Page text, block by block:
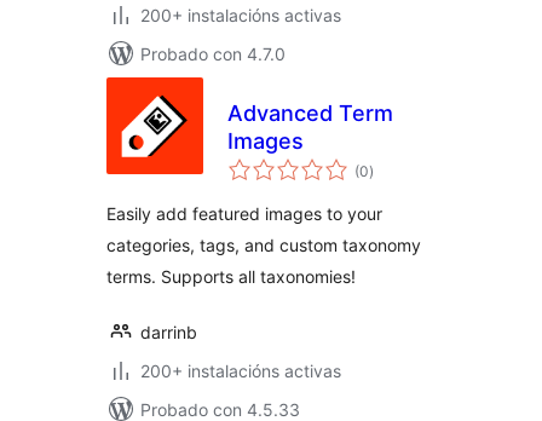
200+ instalacións activas
Probado con 4.7.0
Advanced Term
Images
(0valoracións
totais
)
Easily add featured images to your
categories, tags, and custom taxonomy
terms. Supports all taxonomies!
darrinb
200+ instalacións activas
Probado con 4.5.33